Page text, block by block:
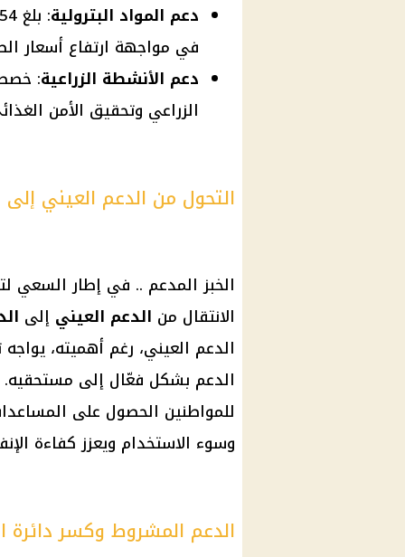
دعم المواد البترولية
في مواجهة ارتفاع أسعار
دعم الأنشطة الزراعية
الزراعي وتحقيق الأمن
التحول من الدعم العيني
الخبز المدعم .. في إطار السعي
الانتقال من الدعم العيني إلى
الدعم العيني، رغم أهميته،
الدعم بشكل فعّال إلى مستحقيه.
للمواطنين الحصول على
وسوء الاستخدام ويعزز كفاءة
الدعم المشروط وكسر دائرة